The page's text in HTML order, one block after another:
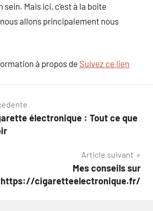
sein. Mais ici, c’est à la boite
allons principalement nous
à propos de Suivez ce lien
électronique : Tout ce que
Article suivant
Mes conseils sur
https://cigaretteelectronique.fr/